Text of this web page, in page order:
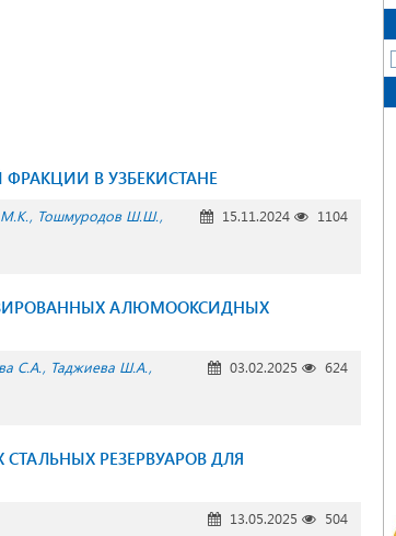
В УЗБЕКИСТАНЕ
Тошмуродов Ш.Ш.
15.11.2024 1104
АЛЮМООКСИДНЫХ
С.А.
Таджиева Ш.А.
03.02.2025 624
РЕЗЕРВУАРОВ ДЛЯ
13.05.2025
504